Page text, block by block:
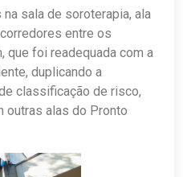
sala de soroterapia, ala
entre os
que foi readequada com a
duplicando a
classificação de risco,
outras alas do Pronto